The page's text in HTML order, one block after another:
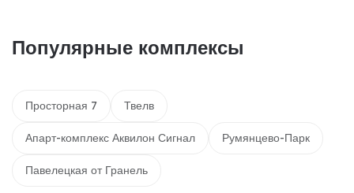
Популярные комплексы
Просторная 7 Твелв
Апарт-комплекс Аквилон Сигнал Румянцево-Парк
Павелецкая от Гранель